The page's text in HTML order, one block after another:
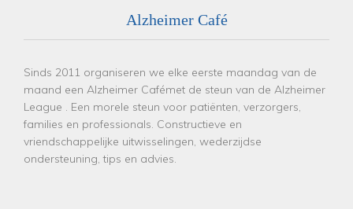
Alzheimer Café
Sinds 2011 organiseren we elke eerste maandag van de
maand een Alzheimer Cafémet de steun van de Alzheimer
League . Een morele steun voor patiënten, verzorgers,
families en professionals. Constructieve en
vriendschappelijke uitwisselingen, wederzijdse
ondersteuning, tips en advies.